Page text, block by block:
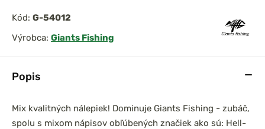
Popis
Mix kvalitných nálepiek! Dominuje Giants Fishing - zubáč,
spolu s mixom nápisov obľúbených značiek ako sú: Hell-
Kód: G-54012
Výrobca: Giants Fishing